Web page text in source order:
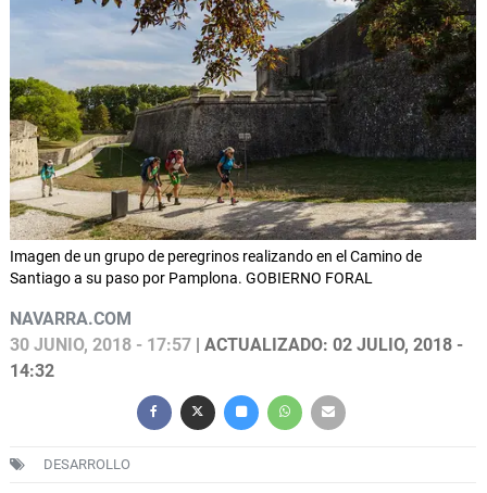
Imagen de un grupo de peregrinos realizando en el Camino de
Santiago a su paso por Pamplona. GOBIERNO FORAL
NAVARRA.COM
30 JUNIO, 2018 - 17:57 | ACTUALIZADO: 02 JULIO, 2018 -
14:32
DESARROLLO